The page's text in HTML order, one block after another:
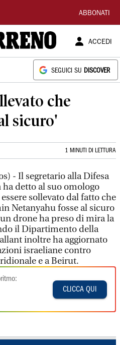
ABBONATI
ACCEDI
SEGUICI SU DISCOVER
che
sicuro'
1 MINUTI DI LETTURA
- Il segretario alla Difesa
detto al suo omologo
sollevato dal fatto che
Netanyahu fosse al sicuro
drone ha preso di mira la
il Dipartimento della
inoltre ha aggiornato
israeliane contro
e a Beirut.
CLICCA QUI